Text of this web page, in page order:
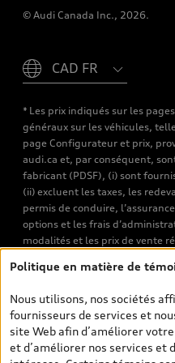
© Audi Canada Inc., 2026.
* Les prix indiqués sur les
généraux sur les véhicules,
page Configurateur et prix,
audi.ca et, par conséquent,
fabricant (PDSF), (i) sont
(ii) excluent les taxes, les
permis de conduire,
options et les frais
modalités et les prix de vente
véhicules neufs et d’occasion
de transport et d’inspection de
environnementales (pour les
d’administration des
vente sont exclues. Veuillez
Politique en matière de
Nous utilisons, nos sociétés
fournisseurs de services et
site Web afin d’améliorer
et d’améliorer nos services et